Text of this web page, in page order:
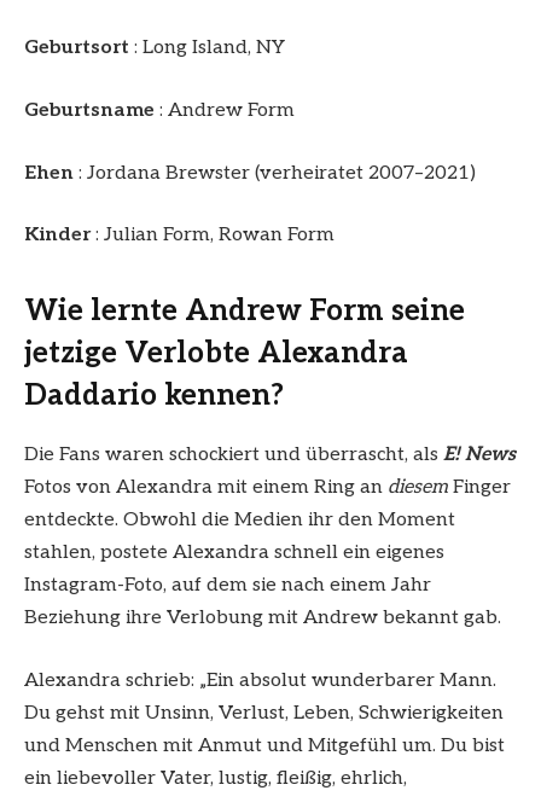
Geburtsort : Long Island, NY
Geburtsname : Andrew Form
Ehen : Jordana Brewster (verheiratet 2007–2021)
Kinder: Julian Form, Rowan Form
Wie lernte Andrew Form seine
jetzige Verlobte Alexandra
Daddario kennen?
Die Fans waren schockiert und überrascht, als E! News
Fotos von Alexandra mit einem Ring an diesem Finger
entdeckte. Obwohl die Medien ihr den Moment
stahlen, postete Alexandra schnell ein eigenes
Instagram-Foto, auf dem sie nach einem Jahr
Beziehung ihre Verlobung mit Andrew bekannt gab.
Alexandra schrieb: „Ein absolut wunderbarer Mann.
Du gehst mit Unsinn, Verlust, Leben, Schwierigkeiten
und Menschen mit Anmut und Mitgefühl um. Du bist
ein liebevoller Vater, lustig, fleißig, ehrlich,